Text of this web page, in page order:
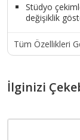
Stüdyo
değişiklik
Tüm Özellikleri
İlginizi